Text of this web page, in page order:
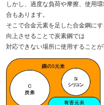
しかし、過度な負荷や摩擦、使用
合もあります。
そこで合金元素を足した合金鋼に
向上させることで炭素鋼では
対応できない場所に使用することが